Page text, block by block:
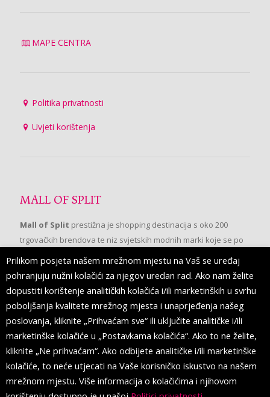
MAPE CENTRA
Politika privatnosti
Uvjeti korištenja
MALL OF SPLIT
Mall of Split prestižna je shopping destinacija s oko 200
trgovačkih brendova te niz svjetskih modnih marki koje se po
prvi put pojavljuju u Splitu.
PRATITE NAS
Prilikom posjeta našem mrežnom mjestu na Vaš se uređaj
pohranjuju nužni kolačići za njegov uredan rad. Ako nam želite
dopustiti korištenje analitičkih kolačića i/ili marketinških u svrhu
poboljšanja kvalitete mrežnog mjesta i unaprjeđenja našeg
poslovanja, kliknite „Prihvaćam sve“ ili uključite analitičke i/ili
marketinške kolačiće u „Postavkama kolačića“. Ako to ne želite,
kliknite „Ne prihvaćam“. Ako odbijete analitičke i/ili marketinške
kolačiće, to neće utjecati na Vaše korisničko iskustvo na našem
mrežnom mjestu. Više informacija o kolačićima i njihovom